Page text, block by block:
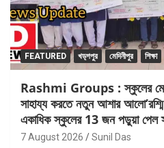
FEATURED খড়্গপুর মেদিনীপুর শিক্ষা
Rashmi Groups : স্কুলের
সাহায্য করতে নতুন আশার আলো’রশ্মি
একাধিক স্কুলের 13 জন পড়ুয়া পেল
7 August 2026 Sunil Das